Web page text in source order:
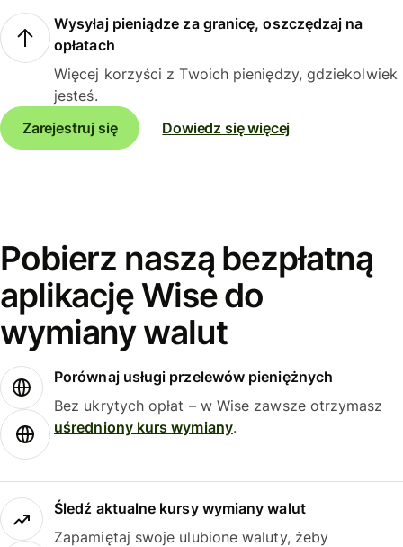
Wysyłaj pieniądze za granicę, oszczędzaj na
opłatach
Więcej korzyści z Twoich pieniędzy, gdziekolwiek
jesteś.
Zarejestruj się
Dowiedz się więcej
Pobierz naszą bezpłatną
aplikację Wise do
wymiany walut
Porównaj usługi przelewów pieniężnych
Bez ukrytych opłat – w Wise zawsze otrzymasz
uśredniony kurs wymiany.
Śledź aktualne kursy wymiany walut
Zapamiętaj swoje ulubione waluty, żeby